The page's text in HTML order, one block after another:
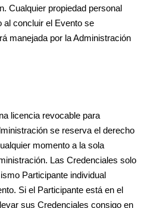
Cualquier propiedad personal
al concluir el Evento se
manejada por la Administración
licencia revocable para
se reserva el derecho
momento a la sola
Las Credenciales solo
Participante individual
Si el Participante está en el
sus Credenciales consigo en